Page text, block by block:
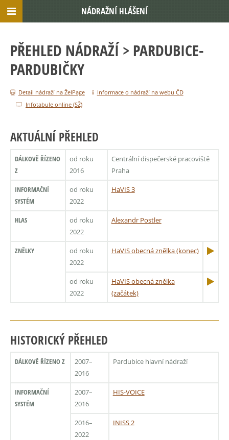
PŘEHLED NÁDRAŽÍ > PARDUBICE-
PARDUBIČKY
Detail nádraží na ŽelPage
Informace o nádraží na webu ČD
Infotabule online (SŽ)
AKTUÁLNÍ PŘEHLED
DÁLKOVĚ ŘÍZENO
Z
od roku
2016
Centrální dispečerské pracoviště
Praha
INFORMAČNÍ
SYSTÉM
od roku
2022
HaVIS 3
HLAS
od roku
2022
Alexandr Postler
ZNĚLKY
od roku
2022
HaVIS obecná znělka (konec)
od roku
2022
HaVIS obecná znělka
(začátek)
HISTORICKÝ PŘEHLED
DÁLKOVĚ ŘÍZENO Z
2007–
2016
Pardubice hlavní nádraží
INFORMAČNÍ
SYSTÉM
2007–
2016
HIS-VOICE
2016–
2022
INISS 2
NÁDRAŽNÍ HLÁŠENÍ